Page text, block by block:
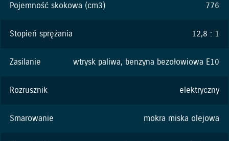
Pojemność skokowa (cm3) 776
Stopień sprężania 12,8 : 1
Zasilanie wtrysk paliwa, benzyna bezołowiowa E10
Rozrusznik elektryczny
Smarowanie mokra miska olejowa